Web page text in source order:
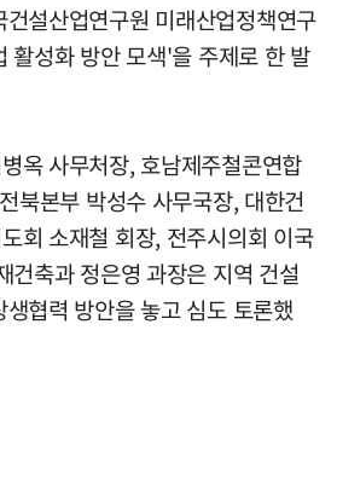
설산업연구원 미래산업정책연구
활성화 방안 모색'을 주제로 한 발
옥 사무처장, 호남제주철콘연합
북본부 박성수 사무국장, 대한건
회 소재철 회장, 전주시의회 이국
건축과 정은영 과장은 지역 건설
협력 방안을 놓고 심도 토론했